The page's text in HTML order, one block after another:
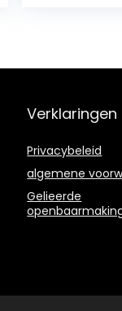
Color:zwart)
Verklaringen
Privacybeleid
algemene
Gelieerde